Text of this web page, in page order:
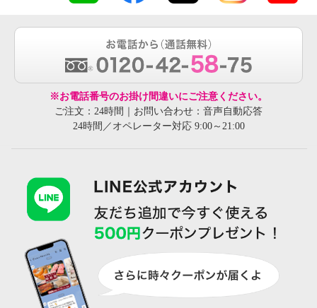
※お電話番号のお掛け間違いにご注意ください。
ご注文：24時間｜お問い合わせ：音声自動応答
24時間／オペレーター対応 9:00～21:00